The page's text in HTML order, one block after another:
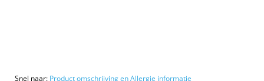
Snel naar: Product omschrijving en Allergie informatie